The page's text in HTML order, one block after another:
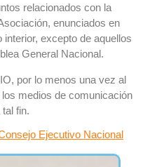
relacionados con la
enunciados en
excepto de aquellos
General Nacional.
por lo menos una vez al
medios de comunicación
fin.
Ejecutivo Nacional